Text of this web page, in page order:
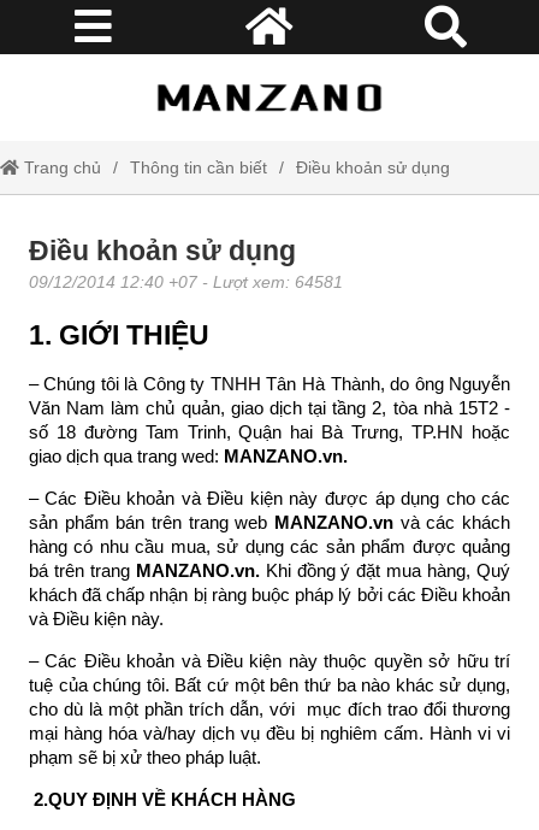
Trang chủ Thông tin cần biết Điều khoản sử dụng
Điều khoản sử dụng
09/12/2014 12:40 +07 - Lượt xem: 64581
1. GIỚI THIỆU
– Chúng tôi là Công ty TNHH Tân Hà Thành, do ông Nguyễn
Văn Nam làm chủ quản, giao dịch tại tầng 2, tòa nhà 15T2 -
số 18 đường Tam Trinh, Quận hai Bà Trưng, TP.HN hoặc
giao dịch qua trang wed: MANZANO.vn.
– Các Điều khoản và Điều kiện này được áp dụng cho các
sản phẩm bán trên trang web MANZANO.vn và các khách
hàng có nhu cầu mua, sử dụng các sản phẩm được quảng
bá trên trangMANZANO.vn.Khi đồng ý đặt mua hàng, Quý
khách đã chấp nhận bị ràng buộc pháp lý bởi các Điều khoản
và Điều kiện này.
– Các Điều khoản và Điều kiện này thuộc quyền sở hữu trí
tuệ của chúng tôi. Bất cứ một bên thứ ba nào khác sử dụng,
cho dù là một phần trích dẫn, với mục đích trao đổi thương
mại hàng hóa và/hay dịch vụ đều bị nghiêm cấm. Hành vi vi
phạm sẽ bị xử theo pháp luật.
2.QUY ĐỊNH VỀ KHÁCH HÀNG